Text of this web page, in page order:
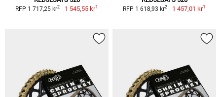
RFP 1 717,25 kr2 1 545,55 kr1 RFP 1 618,93 kr2 1 457,01 kr1